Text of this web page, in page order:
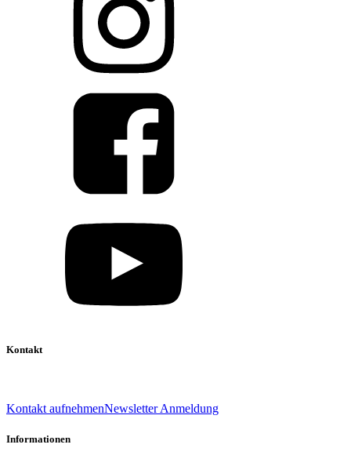
Kontakt
Kontakt aufnehmenNewsletter Anmeldung
Informationen